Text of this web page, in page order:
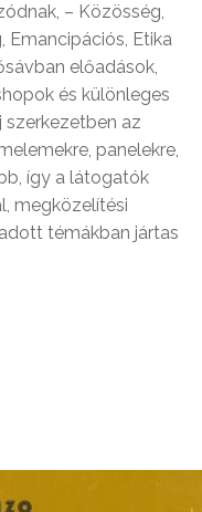
– Közösség,
Emancipációs, Etika
előadások,
és különleges
az
panelekre,
így a látogatók
megközelítési
témákban jártas